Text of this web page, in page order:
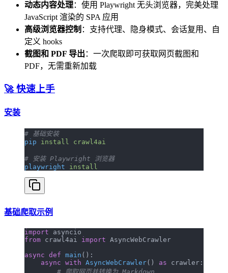
动态内容处理：使用 Playwright 无头浏览器，完美处理
JavaScript 渲染的 SPA 应用
高级浏览器控制 ：支持代理、隐身模式、会话复用、自
定义 hooks
截图和 PDF 导出 ：一次爬取即可获取网页截图和
PDF，无需重新加载
🚀 快速上手
安装
# 基础安装
pip install crawl4ai
# 安装 Playwright 浏览器
playwright install
基础爬取示例
import asyncio
from crawl4ai import AsyncWebCrawler
async def main ():
    async
with AsyncWebCrawler() as crawler: